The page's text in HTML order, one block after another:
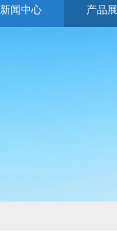
新闻中心 产品